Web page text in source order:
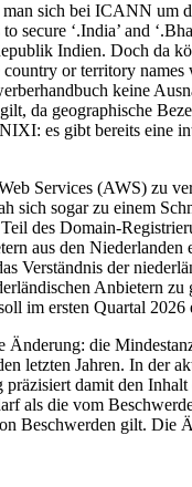
sich bei ICANN um
‘.India’ and
Indien. Doch da
or territory
keine
da geographische
es gibt bereits eine
Services (AWS) zu
sogar zu einem
des Domain-
aus den Niederlanden
Verständnis der
Anbietern zu
im ersten Quartal 2026
die
letzten Jahren. In der
damit den
als die vom
Beschwerden gilt. Die